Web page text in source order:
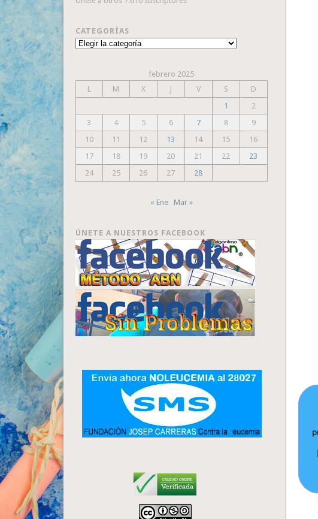
CATEGORÍAS
Categorías
febrero 2025
L
M X J V S
D
1
2
3
4 5 6 7 8
9
10
11 12 13 14 15
16
17
18 19 20 21 22
23
24
25 26 27 28
« Ene Mar »
ÚNETE A NUESTROS FACEBOOK